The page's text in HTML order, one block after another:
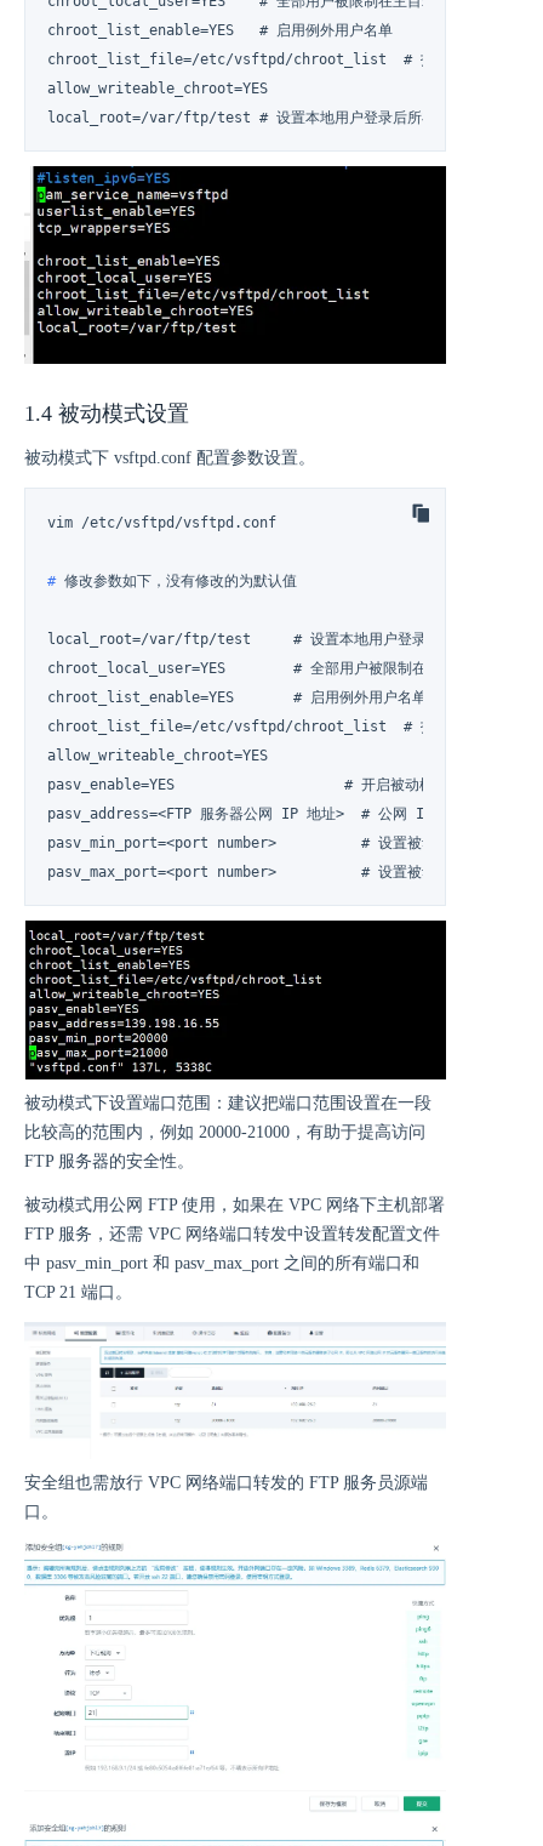
chroot_list_enable=YES   # 启用例外用户名单
chroot_list_file=/etc/vsftpd/chroot_list  # 指定例外用户列表文件
allow_writeable_chroot=YES
local_root=/var/ftp/test # 设置本地用户登录后所在的目录
1.4 被动模式设置
被动模式下 vsftpd.conf 配置参数设置。
# 修改参数如下，没有修改的为默认值
local_root=/var/ftp/test     # 设置本地用户登录后所在目录
chroot_local_user=YES        # 全部用户被限制在主目录
chroot_list_enable=YES       # 启用例外用户名单
chroot_list_file=/etc/vsftpd/chroot_list  # 指定例外用户列表文件
allow_writeable_chroot=YES
pasv_enable=YES                    # 开启被动模式
pasv_address=<FTP 服务器公网 IP 地址>  # 公网 IP
pasv_min_port=<port number>          # 设置被动模式下，建立数据
pasv_max_port=<port number>          # 设置被动模式下，建立数据
被动模式下设置端口范围：建议把端口范围设置在一段
比较高的范围内，例如 20000-21000，有助于提高访问
FTP 服务器的安全性。
被动模式用公网 FTP 使用，如果在 VPC 网络下主机部署
FTP 服务，还需 VPC 网络端口转发中设置转发配置文件
中 pasv_min_port 和 pasv_max_port 之间的所有端口和
TCP 21 端口。
安全组也需放行 VPC 网络端口转发的 FTP 服务员源端
口。